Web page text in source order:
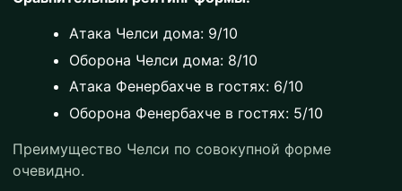
Атака Челси дома: 9/10
Оборона Челси дома: 8/10
Атака Фенербахче в гостях: 6/10
Оборона Фенербахче в гостях: 5/10
Преимущество Челси по совокупной форме
очевидно.